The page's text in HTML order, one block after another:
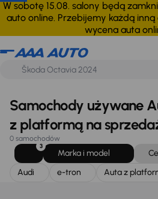
W sobotę 15.08. salony będą
auto online. Przebijemy każdą
wycena auta
Audi e-tron Auta z platformą
Samochody używane
z platformą na
0 samochodów
3
Marka i model
Audi
e-tron Auta z